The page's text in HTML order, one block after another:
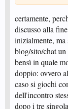
certamente,
discusso alla
inizialmente, ma
blog/sito/chat
bensì in quale
doppio: ovvero
caso si giochi
dell'incontro
dopo i tre